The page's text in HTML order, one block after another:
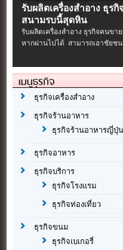
รับผลิตเครื่องสําอาง ธุร
สนามรบนี้สุดหิน
รับผลิตเครื่องสําอาง ธุรกิจคนข
หากผ่านไปได้ สามารถเอาชัยชน
เมนูธุรกิจ
ธุรกิจเครื่องสำอาง
ธุรกิจร้านอาหาร
ธุรกิจร้านอาหารญี่ปุ่น
ธุรกิจอาหาร
ธุรกิจบริการ
ธุรกิจโรงแรม
ธุรกิจท่องเที่ยว
ธุรกิจขนม
ธุรกิจเบเกอรี่